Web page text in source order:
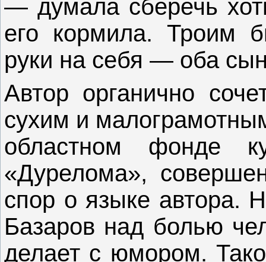
— думала сберечь
его кормила. Троим
руки на себя — оба
Автор органично
сухим и
областном фонде
«Дурелома»,
спор о языке автора.
Базаров над болью
делает с юмором.